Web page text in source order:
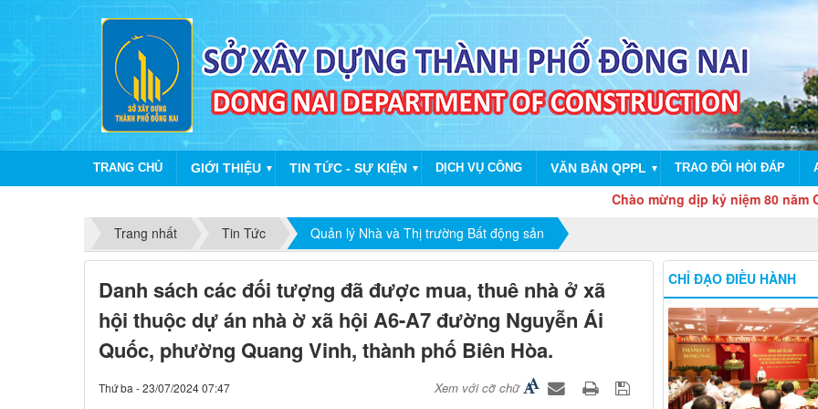
TRANG CHỦ GIỚI THIỆU ▼ TIN TỨC - SỰ KIỆN ▼ DỊCH VỤ CÔNG VĂN BẢN QPPL ▼ TRAO ĐỔI HỎI ĐÁP
Chào mừng dịp kỷ niệm 80 năm Cách
Trang nhất
Tin Tức Quản lý Nhà và Thị trường Bất động sản
Danh sách các đối tượng đã được mua, thuê nhà ở xã
hội thuộc dự án nhà ờ xã hội A6-A7 đường Nguyễn Ái
Quốc, phường Quang Vinh, thành phố Biên Hòa.
Thứ ba - 23/07/2024 07:47 Xem với cỡ chữ
CHỈ ĐẠO ĐIỀU HÀNH